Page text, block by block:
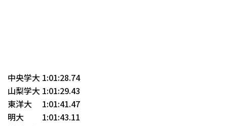
中央学大 1:01:28.74
山梨学大 1:01:29.43
東洋大 1:01:41.47
明大 1:01:43.11